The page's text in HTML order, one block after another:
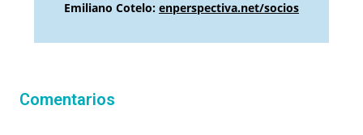
Emiliano Cotelo: enperspectiva.net/socios
Comentarios